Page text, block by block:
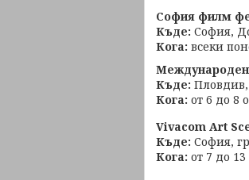
София филм
Къде: София,
Кога: всеки
Къде:
Кога: от 6 до 8
Vivacom Art
Къде: София,
Кога: от 7 до